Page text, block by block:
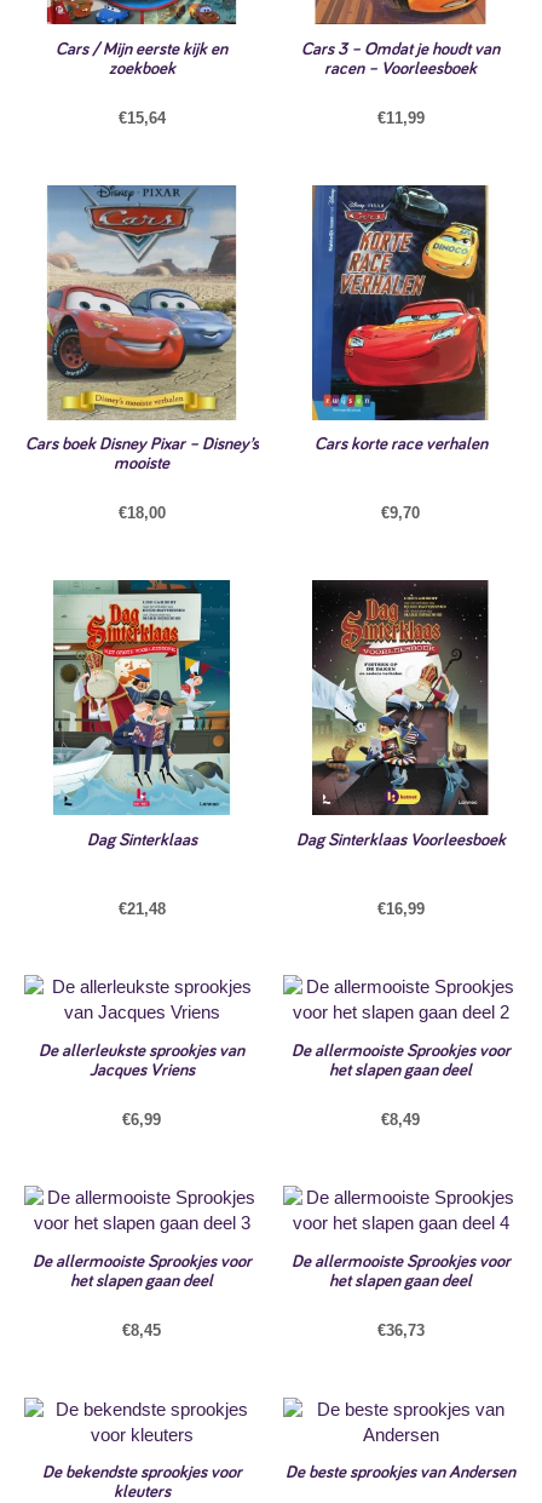
Cars / Mijn eerste kijk en
zoekboek
€15,64
Cars 3 – Omdat je houdt van
racen – Voorleesboek
€11,99
Cars boek Disney Pixar – Disney’s
mooiste
€18,00
Cars korte race verhalen
€9,70
Dag Sinterklaas
€21,48
Dag Sinterklaas Voorleesboek
€16,99
De allerleukste sprookjes van
Jacques Vriens
€6,99
De allermooiste Sprookjes voor
het slapen gaan deel
€8,49
De allermooiste Sprookjes voor
het slapen gaan deel
€8,45
De allermooiste Sprookjes voor
het slapen gaan deel
€36,73
De bekendste sprookjes voor
kleuters
De beste sprookjes van Andersen